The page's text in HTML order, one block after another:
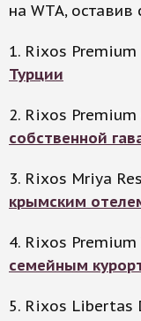
на WTA, оставив
1. Rixos
Турции
2. Rixos Premium
собственной
3. Rixos Mriya
крымским
4. Rixos
семейным
5. Rixos Libertas